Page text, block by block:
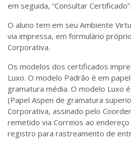
em seguida, “Consultar Certificado”.
O aluno tem em seu Ambiente
via impressa, em formulário
Corporativa.
Os modelos dos certificados
Luxo. O modelo Padrão é em
gramatura média. O modelo Luxo
(Papel Aspen de gramatura
Corporativa, assinado pelo
remetido via Correios ao
registro para rastreamento de